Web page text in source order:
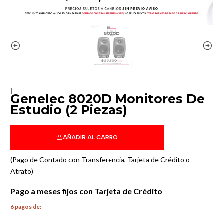
|
Genelec 8020D Monitores De
Estudio (2 Piezas)
AÑADIR AL CARRO
(Pago de Contado con Transferencia, Tarjeta de Crédito o
Atrato)
Pago a meses fijos con Tarjeta de Crédito
6 pagos de: